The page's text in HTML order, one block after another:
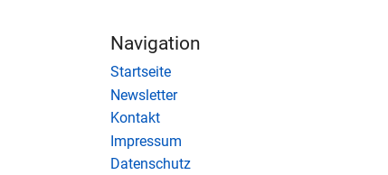
Navigation
Startseite
Newsletter
Kontakt
Impressum
Datenschutz